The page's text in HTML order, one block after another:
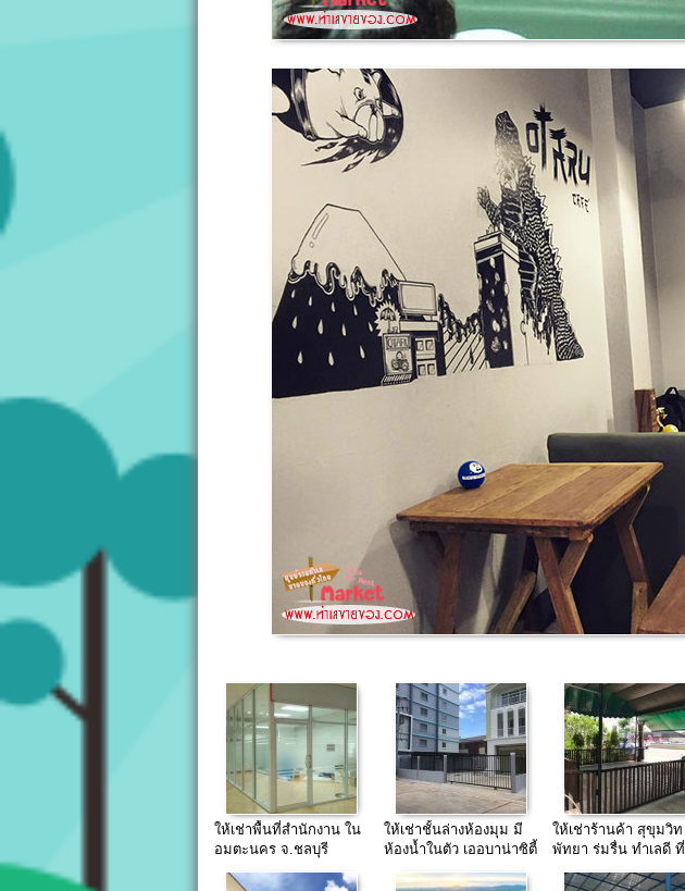
ให้เช่าพื้นที่สำนักงาน ใน
อมตะนคร จ.ชลบุรี
ให้เช่าชั้นล่างห้องมุม มี
ห้องน้ำในตัว เออบาน่าซิตี้
ให้เช่าร้านค้า สุขุมวิท
พัทยา ร่มรื่น ทำเลดี ที่